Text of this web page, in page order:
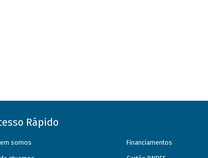
Rápido
somos Financiamentos